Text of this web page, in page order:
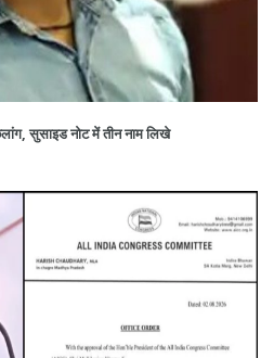
सुसाइड नोट में तीन नाम लिखे